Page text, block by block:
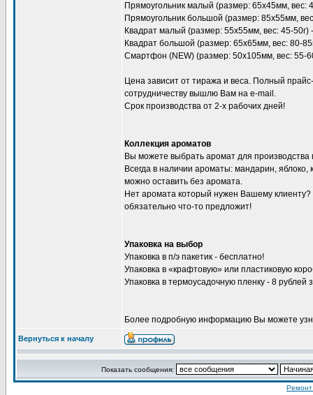
Прямоугольник малый (размер: 65х45мм, вес:
Прямоугольник большой (размер: 85х55мм,
Квадрат малый (размер: 55х55мм, вес: 45-50г)
Квадрат большой (размер: 65х65мм, вес: 80-
Смартфон (NEW) (размер: 50х105мм, вес: 55-
Цена зависит от тиража и веса. Полный
сотрудничеству вышлю Вам на e-mail.
Срок производства от 2-х рабочих дней!
Коллекция ароматов
Вы можете выбрать аромат для
Всегда в наличии ароматы: мандарин,
можно оставить без аромата.
Нет аромата который нужен Вашему
обязательно что-то предложит!
Упаковка на выбор
Упаковка в п/э пакетик - бесплатно!
Упаковка в «крафтовую» или пластиковую
Упаковка в термоусадочную пленку - 8 рублей
Более подробную информацию Вы можете
Вернуться к началу
Показать сообщения:
Ремонт